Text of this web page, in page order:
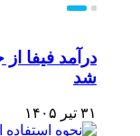
شد
۳۱ تیر ۱۴۰۵